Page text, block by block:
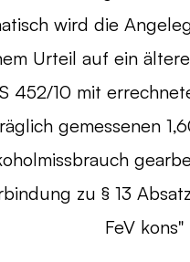
wird die
Urteil auf ein
452/10 mit
gemessenen
zu § 13
FeV kons"